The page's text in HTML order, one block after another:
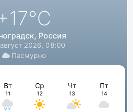
°C
Россия
2026, 08:00
Пасмурно
Вт
11
Ср
12
Чт
13
Пт
14